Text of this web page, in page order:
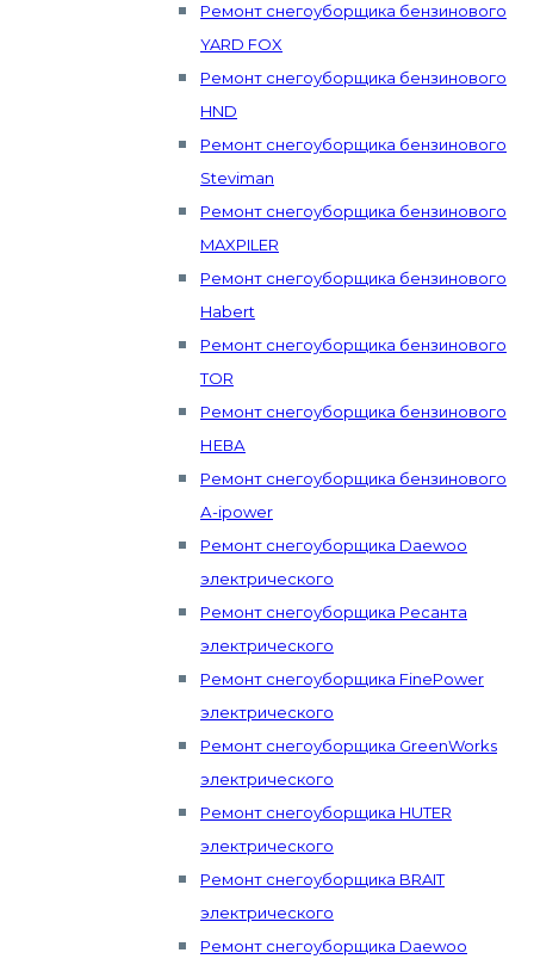
Ремонт снегоуборщика бензинового
YARD FOX
Ремонт снегоуборщика бензинового
HND
Ремонт снегоуборщика бензинового
Steviman
Ремонт снегоуборщика бензинового
MAXPILER
Ремонт снегоуборщика бензинового
Habert
Ремонт снегоуборщика бензинового
TOR
Ремонт снегоуборщика бензинового
НЕВА
Ремонт снегоуборщика бензинового
А-ipower
Ремонт снегоуборщика Daewoo
электрического
Ремонт снегоуборщика Ресанта
электрического
Ремонт снегоуборщика FinePower
электрического
Ремонт снегоуборщика GreenWorks
электрического
Ремонт снегоуборщика HUTER
электрического
Ремонт снегоуборщика BRAIT
электрического
Ремонт снегоуборщика Daewoo